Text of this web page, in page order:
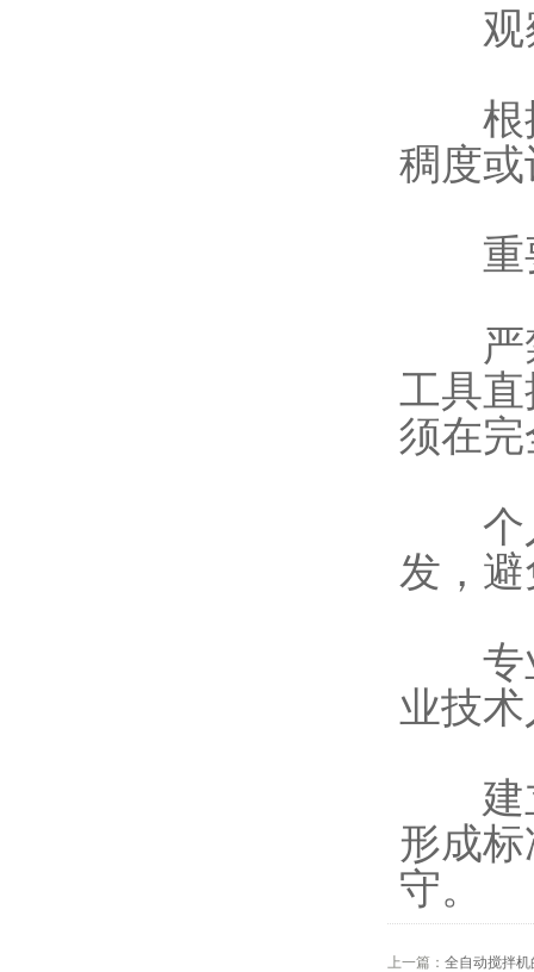
观察
根据
稠度
重要
严禁
工具
须在
个人
发，
专业
业技
建立
形成
守。
上一篇： 全自动搅拌